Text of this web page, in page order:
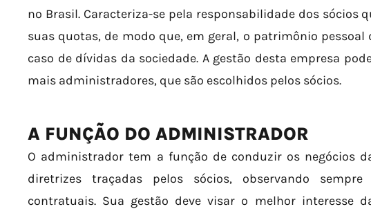
no Brasil. Caracteriza-se pela responsabilidade dos sócios
suas quotas, de modo que, em geral, o patrimônio pessoal
caso de dívidas da sociedade. A gestão desta empresa
mais administradores, que são escolhidos pelos sócios.
A FUNÇÃO DO ADMINISTRADOR
O administrador tem a função de conduzir os negócios
diretrizes traçadas pelos sócios, observando
contratuais. Sua gestão deve visar o melhor interesse